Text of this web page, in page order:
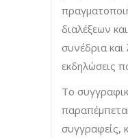
διαλέξεων
συνέδρια και
εκδηλώσεις
Το
συγγραφείς,